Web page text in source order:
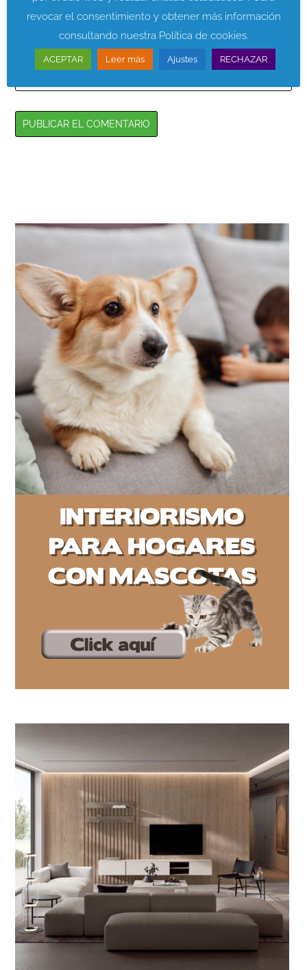
Web
revocar el consentimiento y obtener más información
consultando nuestra Política de cookies.
ACEPTAR Leer más Ajustes RECHAZAR